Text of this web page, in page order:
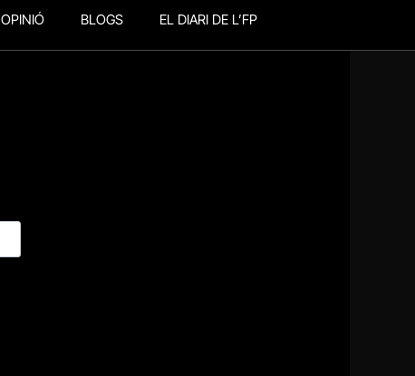
OPINIÓ BLOGS EL DIARI DE L’FP